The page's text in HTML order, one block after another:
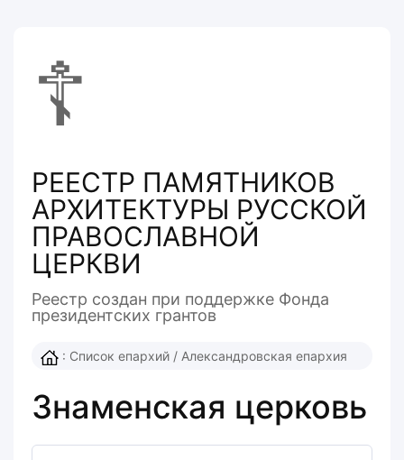
☦
РЕЕСТР ПАМЯТНИКОВ
АРХИТЕКТУРЫ РУССКОЙ
ПРАВОСЛАВНОЙ
ЦЕРКВИ
Реестр создан при поддержке Фонда
президентcких грантов
: Список епархий / Александровская епархия
Знаменская церковь